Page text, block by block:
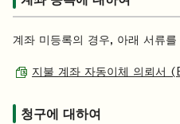
계좌 미등록의 경우, 아래 서류
지불 계좌 자동이체 의뢰
청구에 대하여